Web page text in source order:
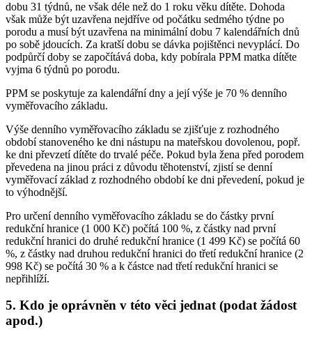
dobu 31 týdnů, ne však déle než do 1 roku věku dítěte. Dohoda
však může být uzavřena nejdříve od počátku sedmého týdne po
porodu a musí být uzavřena na minimální dobu 7 kalendářních dnů
po sobě jdoucích. Za kratší dobu se dávka pojištěnci nevyplácí. Do
podpůrčí doby se započítává doba, kdy pobírala PPM matka dítěte
vyjma 6 týdnů po porodu.
PPM se poskytuje za kalendářní dny a její výše je 70 % denního
vyměřovacího základu.
Výše denního vyměřovacího základu se zjišťuje z rozhodného
období stanoveného ke dni nástupu na mateřskou dovolenou, popř.
ke dni převzetí dítěte do trvalé péče. Pokud byla žena před porodem
převedena na jinou práci z důvodu těhotenství, zjistí se denní
vyměřovací základ z rozhodného období ke dni převedení, pokud je
to výhodnější.
Pro určení denního vyměřovacího základu se do částky první
redukční hranice (1 000 Kč) počítá 100 %, z částky nad první
redukční hranici do druhé redukční hranice (1 499 Kč) se počítá 60
%, z částky nad druhou redukční hranici do třetí redukční hranice (2
998 Kč) se počítá 30 % a k částce nad třetí redukční hranici se
nepřihlíží.
5. Kdo je oprávněn v této věci jednat (podat žádost
apod.)